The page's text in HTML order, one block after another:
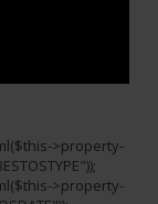
>property-
>property-